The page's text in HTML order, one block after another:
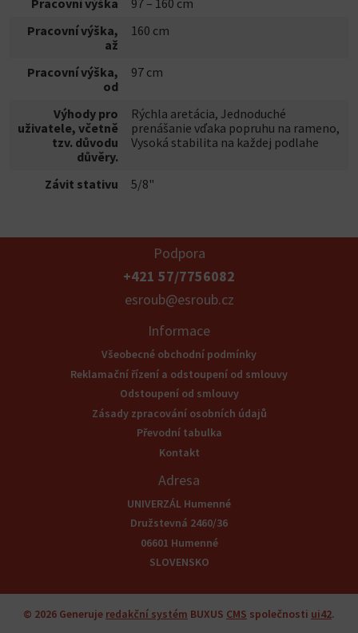
Pracovní výška,
až
160 cm
Pracovní výška,
od
97 cm
Výhody pro
uživatele, včetně
tzv. důvodu
důvěry.
Rýchla aretácia, Jednoduché
prenášanie vďaka popruhu na rameno,
Vysoká stabilita na každej podlahe
Závit stativu 5/8"
Podpora
+421 57/7756082
esroub@esroub.cz
Informace
Všeobecné obchodní podmínky
Reklamační řízení a odstoupení od smlouvy
Odstoupení od smlouvy
Zásady zpracování osobních údajů
Převodní tabulka
Kontakt
Adresa
UNIVERZÁL Humenné
Družstevná 2460/36
06601 Humenné
SLOVENSKO
© 2026 Generuje redakční systém BUXUS CMS společnosti ui42.